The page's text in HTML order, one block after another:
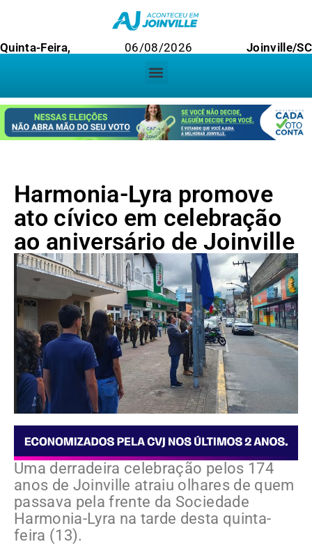
Quinta-Feira, 06/08/2026 Joinville/SC
Harmonia-Lyra promove
ato cívico em celebração
ao aniversário de Joinville
Uma derradeira celebração pelos 174
anos de Joinville atraiu olhares de quem
passava pela frente da Sociedade
Harmonia-Lyra na tarde desta quinta-
feira (13).